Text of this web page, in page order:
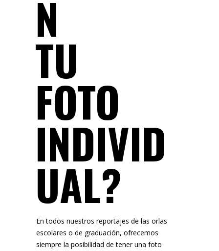
N
TU
FOTO
INDIVID
UAL?
En todos nuestros reportajes de las orlas
escolares o de graduación, ofrecemos
siempre la posibilidad de tener una foto